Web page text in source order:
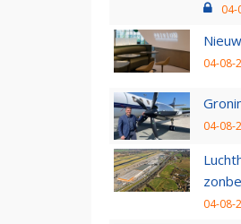
04-
04-08-
04-08-
04-08-